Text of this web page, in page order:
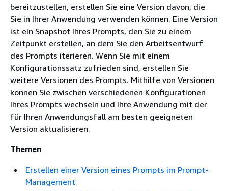
bereitzustellen, erstellen Sie eine Version davon, die
Sie in Ihrer Anwendung verwenden können. Eine Version
ist ein Snapshot Ihres Prompts, den Sie zu einem
Zeitpunkt erstellen, an dem Sie den Arbeitsentwurf
des Prompts iterieren. Wenn Sie mit einem
Konfigurationssatz zufrieden sind, erstellen Sie
weitere Versionen des Prompts. Mithilfe von Versionen
können Sie zwischen verschiedenen Konfigurationen
Ihres Prompts wechseln und Ihre Anwendung mit der
für Ihren Anwendungsfall am besten geeigneten
Version aktualisieren.
Themen
Erstellen einer Version eines Prompts im Prompt-
Management